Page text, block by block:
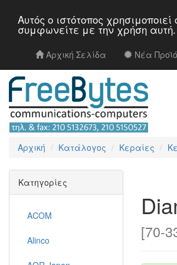
Αυτός ο ιστότοπος
συμφωνείτε με την χρήση αυτή.
Αρχική Σελίδα Νέα
Αρχική Κατάλογος Κεραίες
[70-
Κατηγορίες
ACOM
Alinco